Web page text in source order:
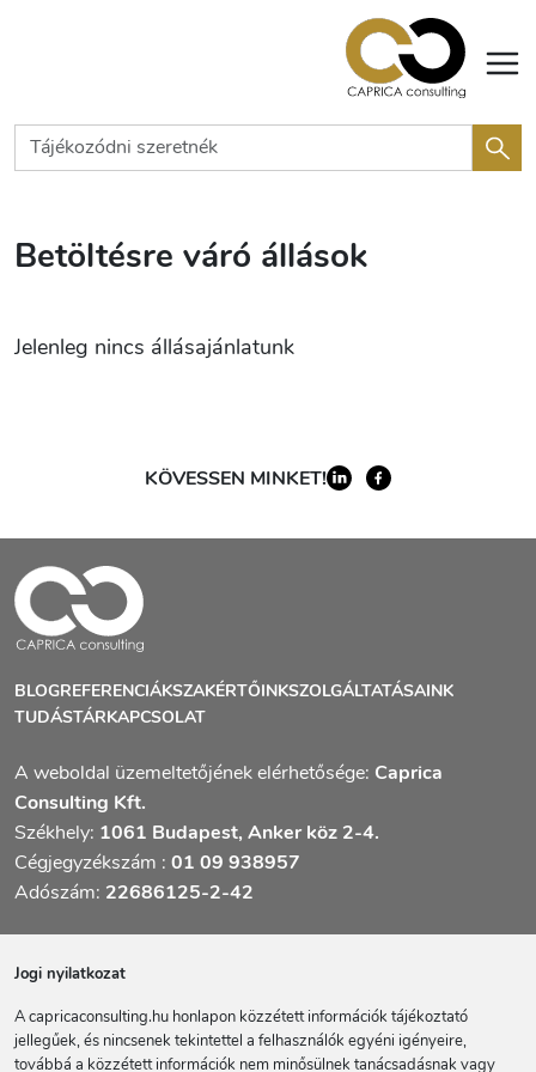
Betöltésre váró állások
Jelenleg nincs állásajánlatunk
KÖVESSEN MINKET!
BLOGREFERENCIÁKSZAKÉRTŐINKSZOLGÁLTATÁSAINK
TUDÁSTÁRKAPCSOLAT
A weboldal üzemeltetőjének elérhetősége: Caprica
Consulting Kft.
Székhely: 1061 Budapest, Anker köz 2-4.
Cégjegyzékszám : 01 09 938957
Adószám: 22686125-2-42
Jogi nyilatkozat
A capricaconsulting.hu honlapon közzétett információk tájékoztató
jellegűek, és nincsenek tekintettel a felhasználók egyéni igényeire,
továbbá a közzétett információk nem minősülnek tanácsadásnak vagy